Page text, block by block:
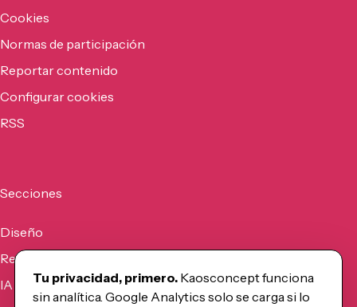
Cookies
Normas de participación
Reportar contenido
Configurar cookies
RSS
Secciones
Diseño
Recursos
IA
Tu privacidad, primero. Kaosconcept funciona
sin analítica. Google Analytics solo se carga si lo